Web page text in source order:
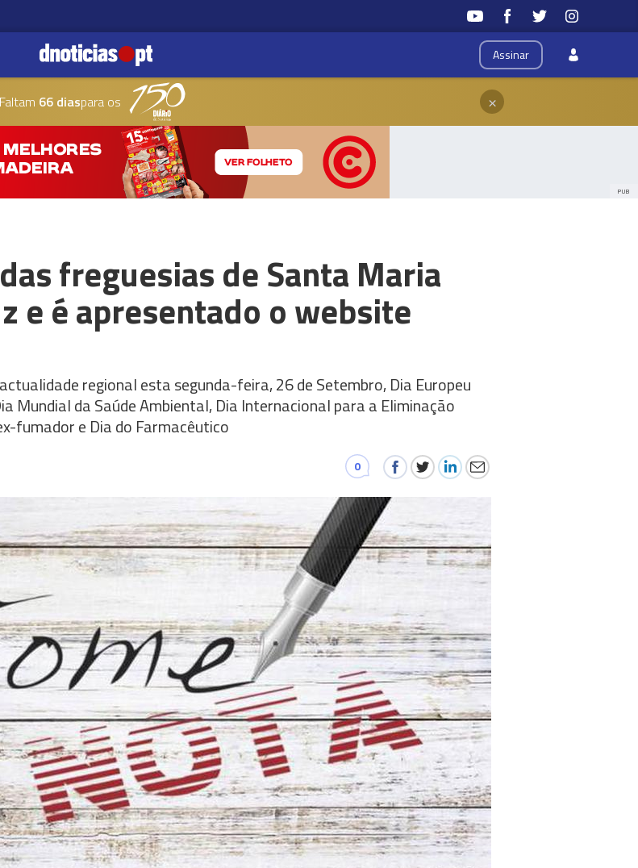
Assinar
Faltam 66 diaspara os ×
PUB
freguesias de Santa Maria
e é apresentado o website
regional esta segunda-feira, 26 de Setembro, Dia Europeu
Mundial da Saúde Ambiental, Dia Internacional para a Eliminação
fumador e Dia do Farmacêutico
0